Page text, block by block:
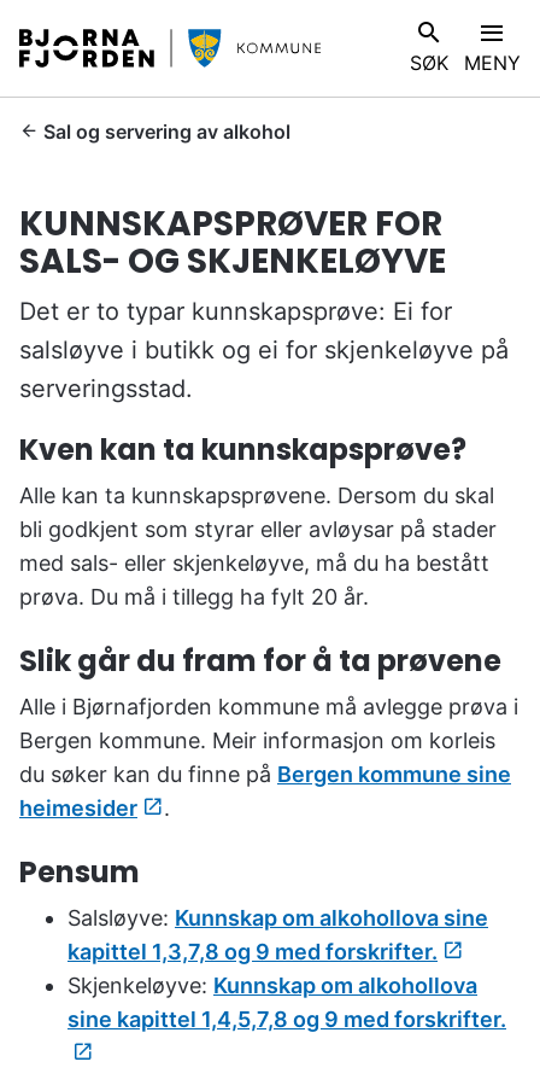
B
j
ø
r
f
j
o
r
e
n
o
m
m
u
n
e
SØK
V
I
MENY
D
h
r
:
Sal og servering av alkohol
KUNNSKAPSPRØVER FOR
SALS- OG SKJENKELØYVE
Det er to typar kunnskapsprøve: Ei for
salsløyve i butikk og ei for skjenkeløyve på
serveringsstad.
Kven kan ta kunnskapsprøve?
Alle kan ta kunnskapsprøvene. Dersom du skal
bli godkjent som styrar eller avløysar på stader
med sals- eller skjenkeløyve, må du ha bestått
prøva. Du må i tillegg ha fylt 20 år.
Slik går du fram for å ta prøvene
Alle i Bjørnafjorden kommune må avlegge prøva i
Bergen kommune. Meir informasjon om korleis
du søker kan du finne på Bergen kommune sine
heimesider
.
Pensum
Salsløyve: Kunnskap om alkohollova sine
kapittel 1,3,7,8 og 9 med forskrifter.
Skjenkeløyve: Kunnskap om alkohollova
sine kapittel 1,4,5,7,8 og 9 med forskrifter.